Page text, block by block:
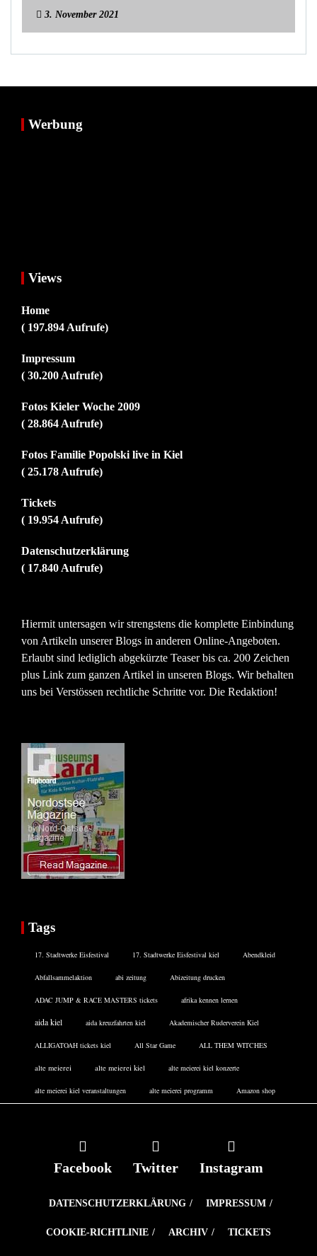
3. November 2021
Werbung
Views
Home
( 197.894 Aufrufe)
Impressum
( 30.200 Aufrufe)
Fotos Kieler Woche 2009
( 28.864 Aufrufe)
Fotos Familie Popolski live in Kiel
( 25.178 Aufrufe)
Tickets
( 19.954 Aufrufe)
Datenschutzerklärung
( 17.840 Aufrufe)
Hiermit untersagen wir strengstens die komplette Einbindung
von Artikeln unserer Blogs in anderen Online-Angeboten.
Erlaubt sind lediglich abgekürzte Teaser bis ca. 200 Zeichen
plus Link zum ganzen Artikel in unseren Blogs. Wir behalten
uns bei Verstössen rechtliche Schritte vor. Die Redaktion!
Tags
17. Stadtwerke Eisfestival 17. Stadtwerke Eisfestival kiel Abendkleid
Abfallsammelaktion abi zeitung Abizeitung drucken
ADAC JUMP & RACE MASTERS tickets afrika kennen lernen
aida kiel aida kreuzfahrten kiel Akademischer Ruderverein Kiel
ALLIGATOAH tickets kiel All Star Game ALL THEM WITCHES
alte meierei alte meierei kiel alte meierei kiel konzerte
alte meierei kiel veranstaltungen alte meierei programm Amazon shop
Facebook Twitter Instagram
DATENSCHUTZERKLÄRUNG IMPRESSUM
COOKIE-RICHTLINIE ARCHIV TICKETS